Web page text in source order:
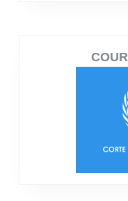
COUR